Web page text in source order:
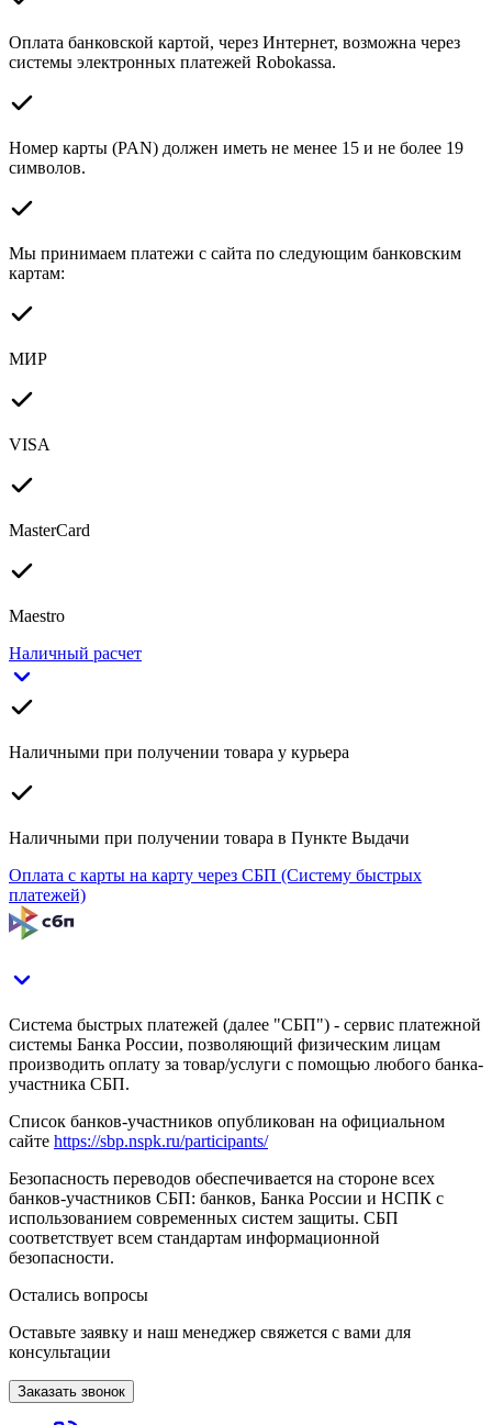
Оплата банковской картой, через Интернет, возможна через
системы электронных платежей Robokassa.
Номер карты (PAN) должен иметь не менее 15 и не более 19
символов.
Мы принимаем платежи с сайта по следующим банковским
картам:
МИР
VISA
MasterCard
Maestro
Наличный расчет
Наличными при получении товара у курьера
Наличными при получении товара в Пункте Выдачи
Оплата с карты на карту через СБП (Систему быстрых
платежей)
Система быстрых платежей (далее "СБП") - сервис платежной
системы Банка России, позволяющий физическим лицам
производить оплату за товар/услуги с помощью любого банка-
участника СБП.
Список банков-участников опубликован на официальном
сайте https://sbp.nspk.ru/participants/
Безопасность переводов обеспечивается на стороне всех
банков-участников СБП: банков, Банка России и НСПК с
использованием современных систем защиты. СБП
соответствует всем стандартам информационной
безопасности.
Остались вопросы
Оставьте заявку и наш менеджер свяжется с вами для
консультации
Заказать звонок